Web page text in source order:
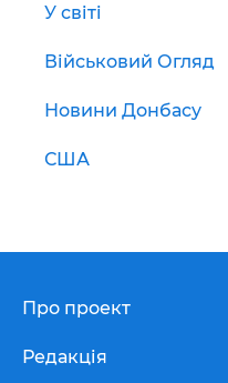
У світі
Військовий Огляд
Новини Донбасу
США
Про проект
Редакція